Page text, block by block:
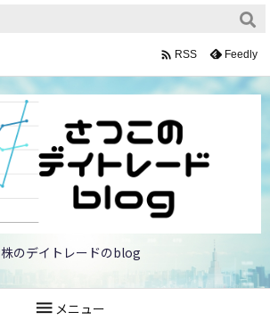
株のデイトレードのblog
メニュー
 RSS Feedly